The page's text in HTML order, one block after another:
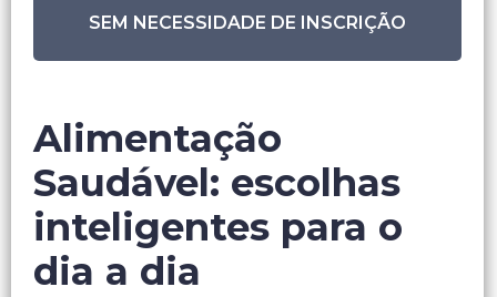
SEM NECESSIDADE DE INSCRIÇÃO
Alimentação
Saudável: escolhas
inteligentes para o
dia a dia